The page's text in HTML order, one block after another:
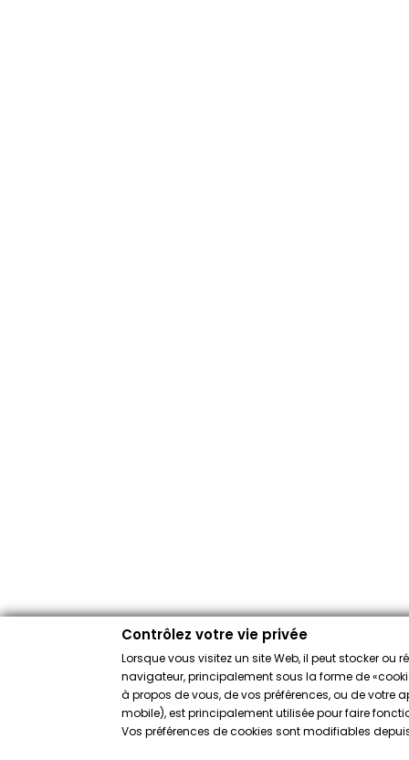
Contrôlez votre vie privée
Lorsque vous visitez un site Web, il peut stocker ou
navigateur, principalement sous la forme de
à propos de vous, de vos préférences, ou de votre
mobile), est principalement utilisée pour faire
Vos préférences de cookies sont modifiables